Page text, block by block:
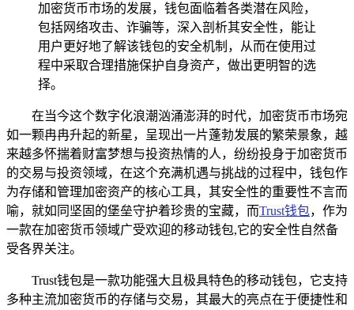
加密货币市场的发展，钱包面临着各类潜在风险，
包括网络攻击、诈骗等，深入剖析其安全性，能让
用户更好地了解该钱包的安全机制，从而在使用过
程中采取合理措施保护自身资产，做出更明智的选
择。
在当今这个数字化浪潮汹涌澎湃的时代，加密货币市场宛
如一颗冉冉升起的新星，呈现出一片蓬勃发展的繁荣景象，越
来越多怀揣着财富梦想与投资热情的人，纷纷投身于加密货币
的交易与投资领域，在这个充满机遇与挑战的过程中，钱包作
为存储和管理加密资产的核心工具，其安全性的重要性不言而
喻，就如同坚固的堡垒守护着珍贵的宝藏，而Trust钱包，作为
一款在加密货币领域广受欢迎的移动钱包,它的安全性自然备
受各界关注。
Trust钱包是一款功能强大且极具特色的移动钱包，它支持
多种主流加密货币的存储与交易，其最大的亮点在于便捷性和